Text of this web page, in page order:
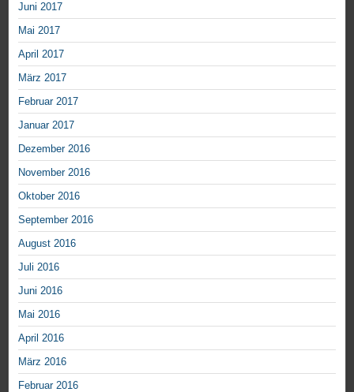
Juni 2017
Mai 2017
April 2017
März 2017
Februar 2017
Januar 2017
Dezember 2016
November 2016
Oktober 2016
September 2016
August 2016
Juli 2016
Juni 2016
Mai 2016
April 2016
März 2016
Februar 2016